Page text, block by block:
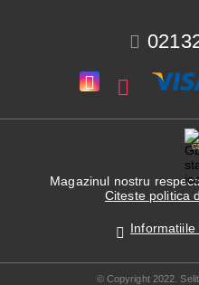
Magazinul nostru
Citeste politica
© Copyright 2022.